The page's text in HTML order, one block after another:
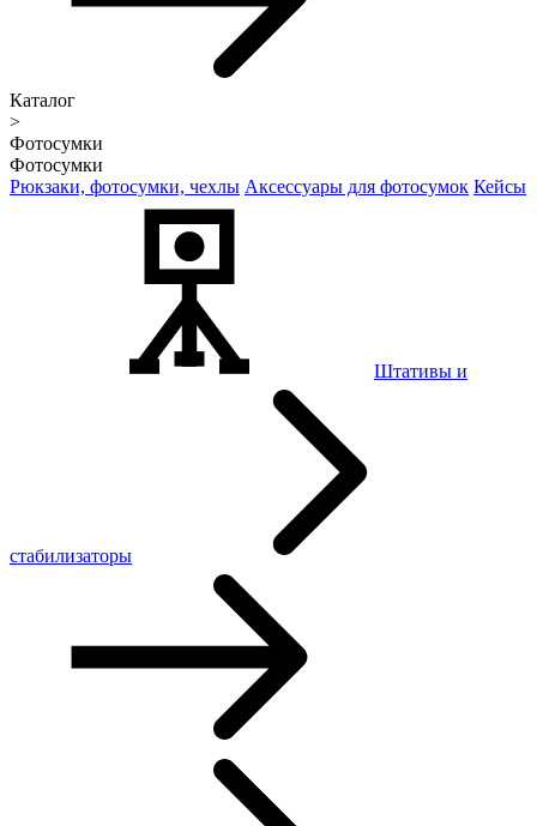
Каталог
>
Фотосумки
Фотосумки
Рюкзаки, фотосумки, чехлы Аксессуары для фотосумок Кейсы
Штативы и
стабилизаторы